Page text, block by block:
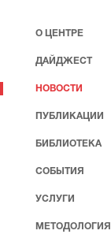
О ЦЕНТРЕ
ДАЙДЖЕСТ
НОВОСТИ
ПУБЛИКАЦИИ
БИБЛИОТЕКА
СОБЫТИЯ
УСЛУГИ
МЕТОДОЛОГИЯ